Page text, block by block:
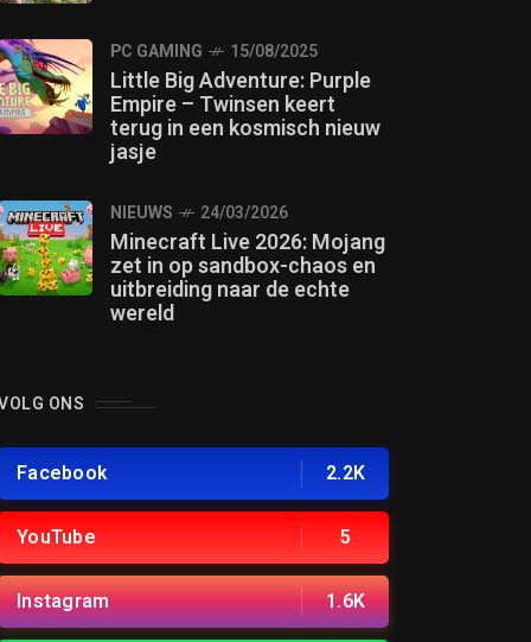
PC GAMING 15/08/2025
Little Big Adventure: Purple
Empire – Twinsen keert
terug in een kosmisch nieuw
jasje
NIEUWS 24/03/2026
Minecraft Live 2026: Mojang
zet in op sandbox-chaos en
uitbreiding naar de echte
wereld
ONS
Facebook 2.2K
YouTube 5
Instagram 1.6K